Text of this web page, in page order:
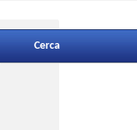
Cerca